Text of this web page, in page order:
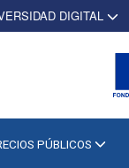
DIGITAL
PÚBLICOS